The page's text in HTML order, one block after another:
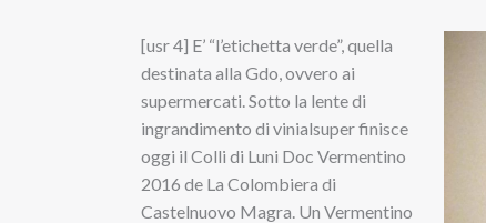
[usr 4] E’ “l’etichetta verde”, quella
destinata alla Gdo, ovvero ai
supermercati. Sotto la lente di
ingrandimento di vinialsuper finisce
oggi il Colli di Luni Doc Vermentino
2016 de La Colombiera di
Castelnuovo Magra. Un Vermentino